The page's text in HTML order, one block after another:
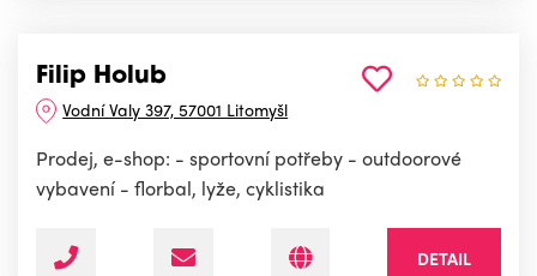
Filip Holub
Vodní Valy 397, 57001 Litomyšl
Prodej, e-shop: - sportovní potřeby - outdoorové
vybavení - florbal, lyže, cyklistika
DETAIL